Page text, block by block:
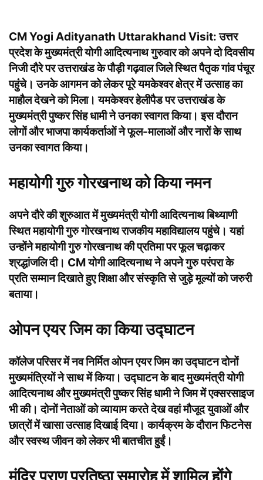
CM Yogi Adityanath Uttarakhand Visit:उत्तर
प्रदेश के मुख्यमंत्री योगी आदित्यनाथ गुरुवार को अपने दो दिवसीय
निजी दौरे पर उत्तराखंड के पौड़ी गढ़वाल जिले स्थित पैतृक गांव पंचूर
पहुंचे। उनके आगमन को लेकर पूरे यमकेश्वर क्षेत्र में उत्साह का
माहौल देखने को मिला। यमकेश्वर हेलीपैड पर उत्तराखंड के
मुख्यमंत्री पुष्कर सिंह धामी ने उनका स्वागत किया। इस दौरान
लोगों और भाजपा कार्यकर्ताओं ने फूल-मालाओं और नारों के साथ
उनका स्वागत किया।
महायोगी गुरु गोरखनाथ को किया नमन
अपने दौरे की शुरुआत में मुख्यमंत्री योगी आदित्यनाथ बिथ्याणी
स्थित महायोगी गुरु गोरखनाथ राजकीय महाविद्यालय पहुंचे। यहां
उन्होंने महायोगी गुरु गोरखनाथ की प्रतिमा पर फूल चढ़ाकर
श्रद्धांजलि दी। CM योगी आदित्यनाथ ने अपने गुरु परंपरा के
प्रति सम्मान दिखाते हुए शिक्षा और संस्कृति से जुड़े मूल्यों को जरुरी
बताया।
ओपन एयर जिम का किया उद्घाटन
कॉलेज परिसर में नव निर्मित ओपन एयर जिम का उद्घाटन दोनों
मुख्यमंत्रियों ने साथ में किया। उद्घाटन के बाद मुख्यमंत्री योगी
आदित्यनाथ और मुख्यमंत्री पुष्कर सिंह धामी ने जिम में एक्सरसाइज
भी की। दोनों नेताओं को व्यायाम करते देख वहां मौजूद युवाओं और
छात्रों में खासा उत्साह दिखाई दिया। कार्यक्रम के दौरान फिटनेस
और स्वस्थ जीवन को लेकर भी बातचीत हुईं।